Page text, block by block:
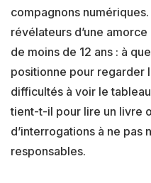
compagnons numériques.
révélateurs d’une
de moins de 12 ans : à
positionne pour regarder
difficultés à voir le
tient-t-il pour lire un livre
d’interrogations à ne pas
responsables.